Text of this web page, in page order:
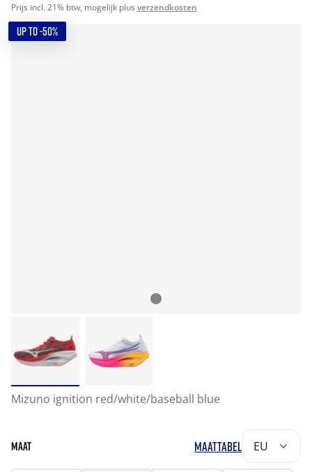
Prijs incl. 21% btw, mogelijk plus verzendkosten
UP TO -50%
Mizuno ignition red/white/baseball blue
MAAT MAATTABEL EU